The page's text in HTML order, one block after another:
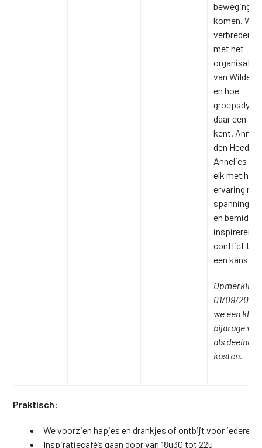
beweging
komen. We
verbreden
met het
van Wilde
en hoe
daar een
kent.
den Heede
Annelies
elk met hun
ervaring
spanning,
en
inspireren
conflict te
een kans.
Opmerking:
01/09/2026
we een
bijdrage van
als
kosten.
Praktisch:
We voorzien hapjes en drankjes of ontbijt voor iedereen
Inspiratiecafé’s gaan door van 18u30 tot 22u